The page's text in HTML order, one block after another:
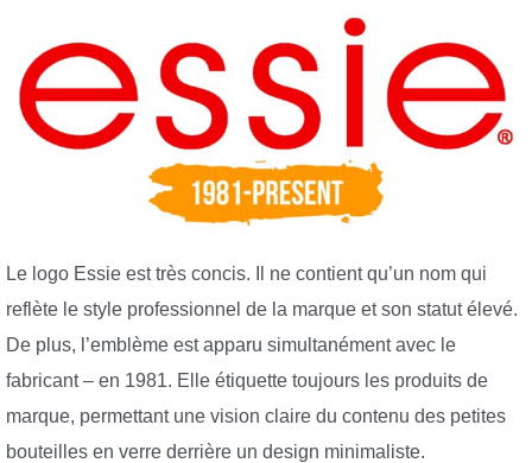
Le logo Essie est très concis. Il ne contient qu’un nom qui
reflète le style professionnel de la marque et son statut élevé.
De plus, l’emblème est apparu simultanément avec le
fabricant – en 1981. Elle étiquette toujours les produits de
marque, permettant une vision claire du contenu des petites
bouteilles en verre derrière un design minimaliste.